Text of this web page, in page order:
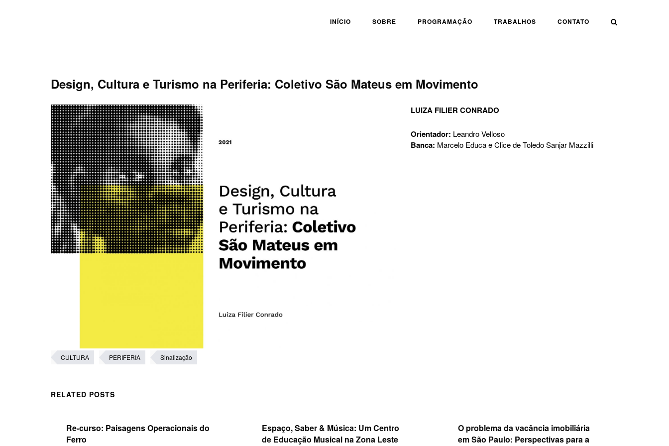
INÍCIO SOBRE PROGRAMAÇÃO TRABALHOS CONTATO
Design, Cultura e Turismo na Periferia: Coletivo São Mateus em Movimento
LUIZA FILIER CONRADO
Orientador: Leandro Velloso
Banca: Marcelo Educa e Clice de Toledo Sanjar Mazzilli
CULTURA PERIFERIA Sinalização
RELATED POSTS
Re-curso: Paisagens Operacionais do
Ferro
Espaço, Saber & Música: Um Centro
de Educação Musical na Zona Leste
O problema da vacância imobiliária
em São Paulo: Perspectivas para a